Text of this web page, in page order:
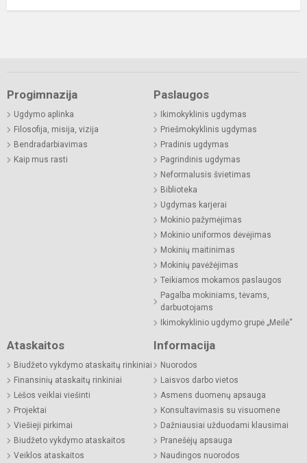
Progimnazija
Ugdymo aplinka
Filosofija, misija, vizija
Bendradarbiavimas
Kaip mus rasti
Paslaugos
Ikimokyklinis ugdymas
Priešmokyklinis ugdymas
Pradinis ugdymas
Pagrindinis ugdymas
Neformalusis švietimas
Biblioteka
Ugdymas karjerai
Mokinio pažymėjimas
Mokinio uniformos dėvėjimas
Mokinių maitinimas
Mokinių pavėžėjimas
Teikiamos mokamos paslaugos
Pagalba mokiniams, tėvams,
darbuotojams
Ikimokyklinio ugdymo grupė „Meilė“
Ataskaitos
Biudžeto vykdymo ataskaitų rinkiniai
Finansinių ataskaitų rinkiniai
Lėšos veiklai viešinti
Projektai
Viešieji pirkimai
Biudžeto vykdymo ataskaitos
Veiklos ataskaitos
Informacija
Nuorodos
Laisvos darbo vietos
Asmens duomenų apsauga
Konsultavimasis su visuomene
Dažniausiai užduodami klausimai
Pranešėjų apsauga
Naudingos nuorodos